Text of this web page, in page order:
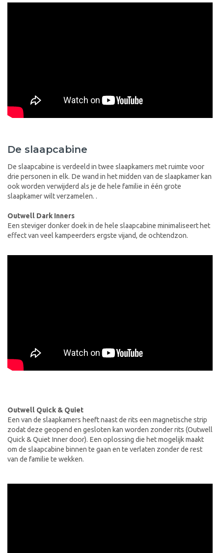
De slaapcabine
De slaapcabine is verdeeld in twee slaapkamers met ruimte voor
drie personen in elk. De wand in het midden van de slaapkamer kan
ook worden verwijderd als je de hele familie in één grote
slaapkamer wilt verzamelen. .
Outwell Dark Inners
Een steviger donker doek in de hele slaapcabine minimaliseert het
effect van veel kampeerders ergste vijand, de ochtendzon.
Outwell Quick & Quiet
Een van de slaapkamers heeft naast de rits een magnetische strip
zodat deze geopend en gesloten kan worden zonder rits (Outwell
Quick & Quiet Inner door). Een oplossing die het mogelijk maakt
om de slaapcabine binnen te gaan en te verlaten zonder de rest
van de familie te wekken.